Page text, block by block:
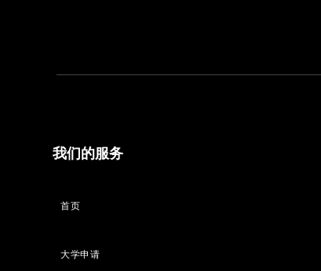
我们的服务
首页
大学申请